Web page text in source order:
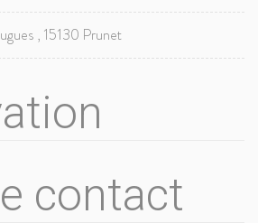
, 15130 Prunet
contact